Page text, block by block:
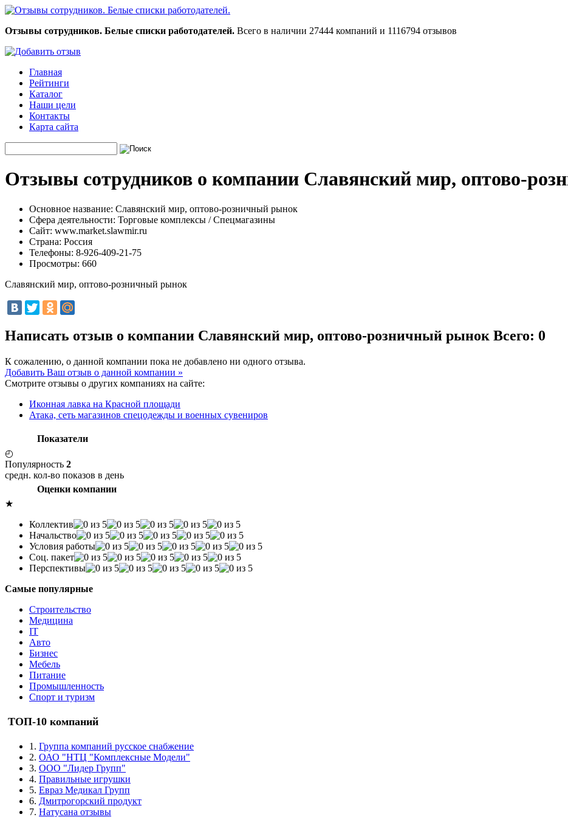
Отзывы сотрудников. Белые списки работодателей. Всего в наличии 27444 компаний и 1116794 отзывов
Главная
Рейтинги
Каталог
Наши цели
Контакты
Карта сайта
Отзывы сотрудников о компании Славянский мир, оптово-
Основное название: Славянский мир, оптово-розничный рынок
Сфера деятельности: Торговые комплексы / Спецмагазины
Сайт: www.market.slawmir.ru
Страна: Россия
Телефоны: 8-926-409-21-75
Просмотры: 660
Славянский мир, оптово-розничный рынок
Написать отзыв о компании Славянский мир, оптово-розничный рынок Всего: 0
К сожалению, о данной компании пока не добавлено ни одного отзыва.
Добавить Ваш отзыв о данной компании »
Смотрите отзывы о других компаниях на сайте:
Иконная лавка на Красной площади
Атака, сеть магазинов спецодежды и военных сувениров
Показатели
◴
Популярность 2
средн. кол-во показов в день
Оценки компании
★
Коллектив
Начальство
Условия работы
Соц. пакет
Перспективы
Самые популярные
Строительство
Медицина
IT
Авто
Бизнес
Мебель
Питание
Промышленность
Спорт и туризм
ТОП-10 компаний
1. Группа компаний русское снабжение
2. ОАО "НТЦ "Комплексные Модели"
3. ООО "Лидер Групп"
4. Правильные игрушки
5. Евраз Медикал Групп
6. Дмитрогорский продукт
7. Натусана отзывы